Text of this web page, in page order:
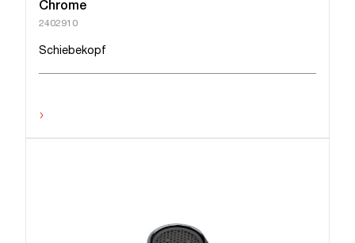
Chrome
2402910
Schiebekopf
›